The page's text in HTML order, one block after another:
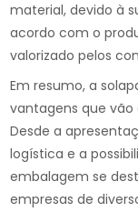
material, devido à
acordo com o
valorizado pelos
Em resumo, a
vantagens que
Desde a
logística e a
embalagem se
empresas de